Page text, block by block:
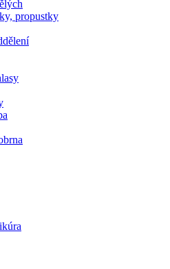
propustky